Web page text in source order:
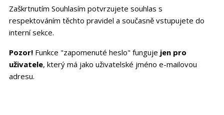
Zaškrtnutím Souhlasím potvrzujete souhlas s
respektováním těchto pravidel a současně vstupujete do
interní sekce.
Pozor!Funkce "zapomenuté heslo" funguje jen pro
uživatele, který má jako uživatelské jméno e-mailovou
adresu.